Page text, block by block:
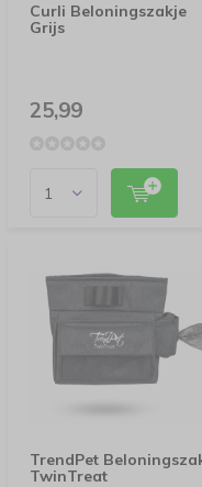
Curli Beloningszakje
Grijs
25,99
TrendPet
TwinTreat